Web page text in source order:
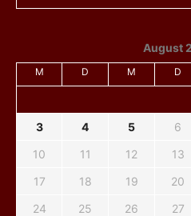
August
M D M D
3
4 5 6
10
11 12 13
17
18 19 20
24
25 26 27